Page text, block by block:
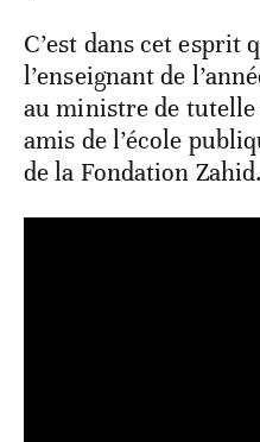
C’est dans cet esprit
l’enseignant de
au ministre de tutelle
amis de l’école
de la Fondation Zahid.